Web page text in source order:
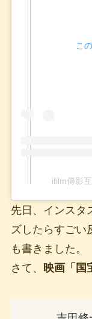
こ
ifilm傳影
先日、インスタ
ズしたらすごい
も書きました。
さて、
映画「国